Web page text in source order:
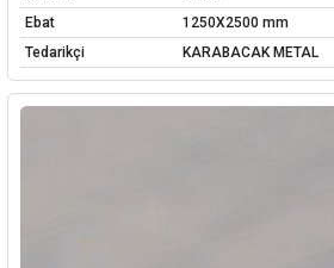
Ebat
1250X2500 mm
Tedarikçi
KARABACAK METAL